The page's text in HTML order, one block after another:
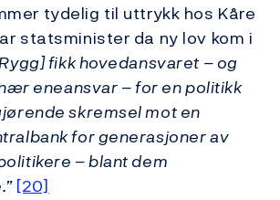
tydelig til uttrykk hos Kåre
statsminister da ny lov kom i
fikk hovedansvaret – og
eneansvar – for en politikk
skremsel mot en
for generasjoner av
– blant dem
[20]